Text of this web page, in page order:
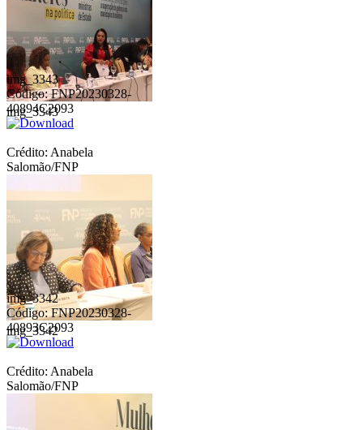
img_3343
img_3343
Código: FNP20230328-
40894C2093
Crédito: Anabela
Salomão/FNP
img_3342
img_3342
Código: FNP20230328-
40893C2093
Crédito: Anabela
Salomão/FNP